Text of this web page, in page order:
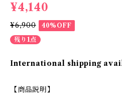
¥4,140
¥6,900
40%OFF
残り1点
International shipping
【商品説明】